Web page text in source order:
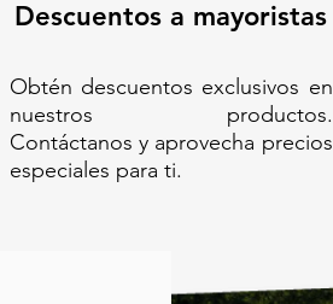
Descuentos a mayoristas
Obtén descuentos exclusivos en
nuestros productos.
Contáctanos y aprovecha precios
especiales para ti.